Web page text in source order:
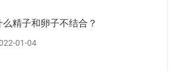
么精子和卵子不结合？
01-04